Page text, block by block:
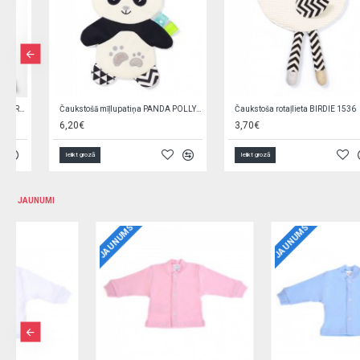
Čaukstošā mīļlupatiņa PANDA POLLY 1558 Čaukstoša rotaļlieta BIRDIE 1536
JAUNUMI